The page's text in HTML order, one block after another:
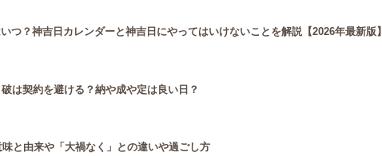
つ？神吉日カレンダーと神吉日にやってはいけないことを解説【2026年最新版】
は契約を避ける？納や成や定は良い日？
味と由来や「大禍なく」との違いや過ごし方